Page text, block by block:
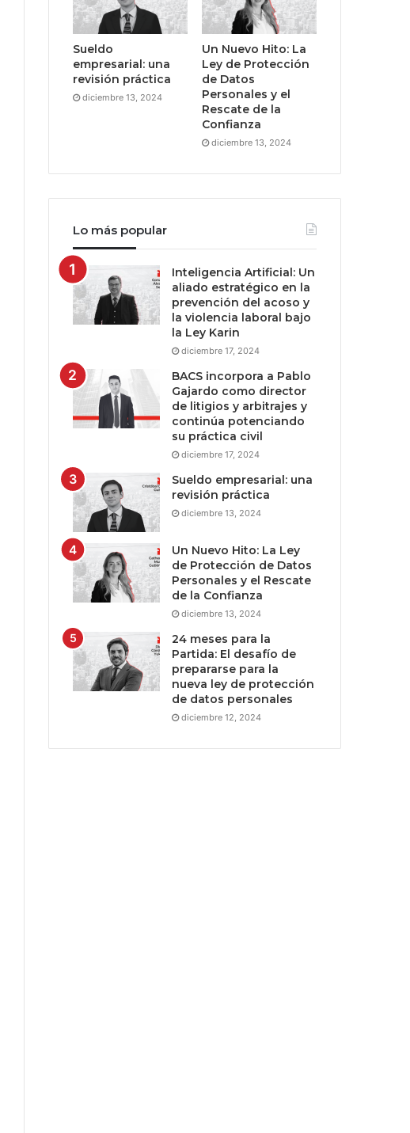
Sueldo
empresarial: una
revisión práctica
diciembre 13, 2024
Un Nuevo Hito: La
Ley de Protección
de Datos
Personales y el
Rescate de la
Confianza
diciembre 13, 2024
Lo más popular
Inteligencia Artificial: Un
aliado estratégico en la
prevención del acoso y
la violencia laboral bajo
la Ley Karin
diciembre 17, 2024
BACS incorpora a Pablo
Gajardo como director
de litigios y arbitrajes y
continúa potenciando
su práctica civil
diciembre 17, 2024
Sueldo empresarial: una
revisión práctica
diciembre 13, 2024
Un Nuevo Hito: La Ley
de Protección de Datos
Personales y el Rescate
de la Confianza
diciembre 13, 2024
24 meses para la
Partida: El desafío de
prepararse para la
nueva ley de protección
de datos personales
diciembre 12, 2024